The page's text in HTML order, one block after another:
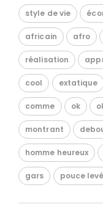
style de vie
africain afro
réalisation
cool extatique
comme ok
montrant
homme heureux
gars pouce levé